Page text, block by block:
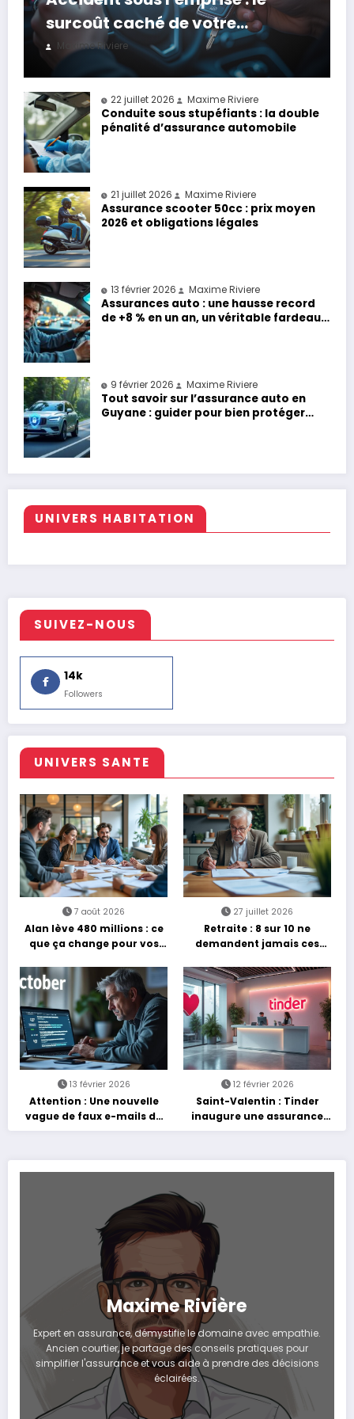
surcoût caché de votre
assurance
Maxime Riviere
22 juillet 2026 Maxime Riviere
Conduite sous stupéfiants : la double
pénalité d’assurance automobile
21 juillet 2026 Maxime Riviere
Assurance scooter 50cc : prix moyen
2026 et obligations légales
13 février 2026 Maxime Riviere
Assurances auto : une hausse record
de +8 % en un an, un véritable fardeau
9 février 2026 Maxime Riviere
Tout savoir sur l’assurance auto en
Guyane : guider pour bien protéger
UNIVERS HABITATION
SUIVEZ-NOUS
14k
Followers
UNIVERS SANTE
7 août 2026
Alan lève 480 millions : ce
que ça change pour vos
27 juillet 2026
Retraite : 8 sur 10 ne
demandent jamais ces
13 février 2026
Attention : Une nouvelle
vague de faux e-mails de
l’Assurance Maladie
vos frais de santé
12 février 2026
Saint-Valentin : Tinder
inaugure une assurance
santé dédiée aux cœurs
Maxime Rivière
Expert en assurance, démystifie le domaine avec empathie.
Ancien courtier, je partage des conseils pratiques pour
simplifier l'assurance et vous aide à prendre des décisions
éclairées.